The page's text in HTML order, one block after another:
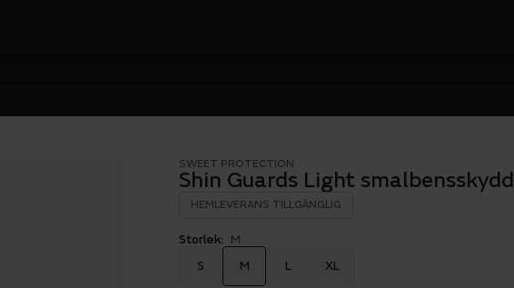
SWEET PROTECTION
Shin Guards Light smalbensskydd
HEMLEVERANS TILLGÄNGLIG
Storlek: M
S
M L XL